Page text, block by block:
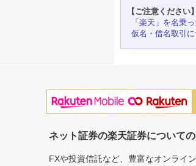
【ご注意ください】
「楽天」を名乗
仮名・借名取引
ネット証券の楽天証券について
FXや投資信託など、豊富なオンライ